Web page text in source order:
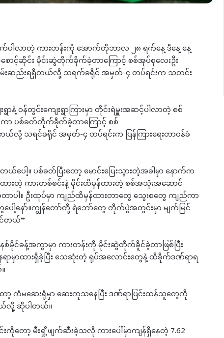
ပါလာတဲ့ ကားတန်းကို အောက်တိုဘာလ ၂၈ ရက်နေ့ ဒီနေ့ နေ့
င့်ဆိုင်း မိုင်းဆွဲတိုက်ခိုက်ခဲ့တာကြောင့် စစ်အုပ်စုလေးဦး
းဆည်းရရှိတယ်လို့ သရက်ခရိုင် အမှတ်-၄ တပ်ရင်းက သတင်း
နဲ့ ဝန်တွင်းကျေးရွာကြားမှာ တိုင်းရဲမှူးအဆင့်ပါလာတဲ့ စစ်
ာ ပစ်ခတ်တိုက်ခိုက်ခဲ့တာကြောင့် စစ်
သရင်ခရိုင် အမှတ်-၄ တပ်ရင်းက ပြန်ကြားရေးတာဝန်ခံ
ေါ့။ ပစ်ခတ်ပြီးတော့ မောင်းပြေးသွားတဲ့အခါမှာ နောက်က
ထားတဲ့ ကားတစ်စင်းနဲ့ မိုင်းထိမှန်ထားတဲ့ စစ်အသုံးအဆောင်
ပါ။ ဦးထုပ်မှာ ကျည်ထိမှန်ထားတာတွေ သွေးစတွေ ကျည်ကာ
ါ့နော်။ကျွန်တော်တို့ ရဲဘော်တွေ တိုက်ပွဲအတွင်းမှာ မျက်မြင်
တယ်”
မိုင်ခန့်အကွာမှာ ကားတန်းကို မိုင်းဆွဲတိုက်ခိူင်ခဲ့တာဖြစ်ပြီး
ာမှာထားရှိခဲ့ပြီး သေဆုံးတဲ့ ရုပ်အလောင်းတွေနဲ့ ထိခိုက်ဒဏ်ရာရ
မဆေးရုံမှာ ဆေးကုသနေပြီး ဒဏ်ရာပြင်းထန်သူတွေကို
လို့ ဆိုပါတယ်။
ော့ မီးရှို့ဖျက်ဆီးခဲ့သလို ကားပေါ်မှာကျန်ရှိနေတဲ့ 7.62